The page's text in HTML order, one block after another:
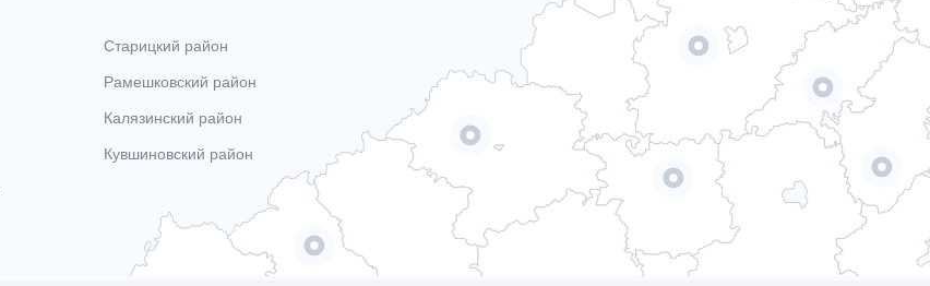
Старицкий район
Рамешковский район
Калязинский район
Кувшиновский район